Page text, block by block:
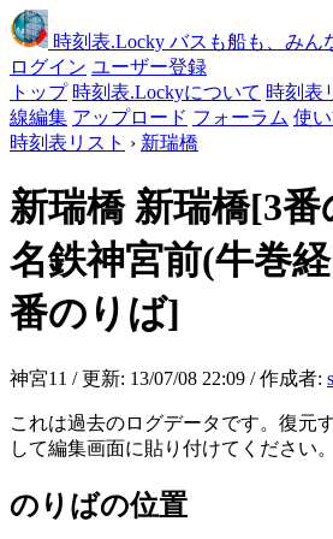
時刻表.Locky バスも船も、みん
ログイン ユーザー登録
トップ 時刻表.Lockyについて 時刻表
線編集 アップロード フォーラム 使
時刻表リスト › 新瑞橋
新瑞橋 新瑞橋[3
名鉄神宮前(牛巻
番のりば]
神宮11 / 更新: 13/07/08 22:09 / 作成者:
これは過去のログデータです。復元
して編集画面に貼り付けてください。
のりばの位置